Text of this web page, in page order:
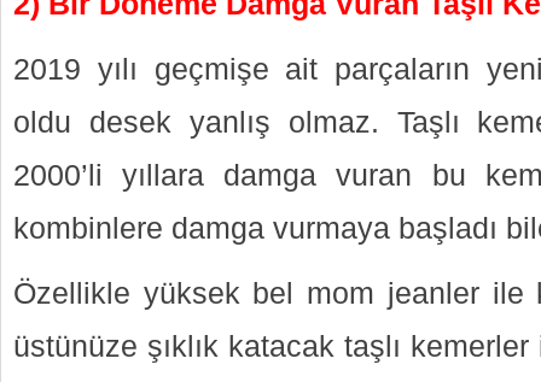
2019 yılı geçmişe ait parçaların
oldu desek yanlış olmaz. Taşlı
2000’li yıllara damga vuran bu
kombinlere damga vurmaya başladı
Özellikle yüksek bel mom jeanler ile
üstünüze şıklık katacak taşlı